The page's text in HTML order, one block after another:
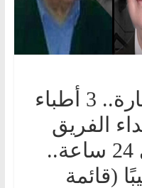
إبراهيم ونبيل وبشارة.. 3 أطباء
الفريق
الطبي بكورونا في 24 ساعة..
345 طبيبًا (قائمة